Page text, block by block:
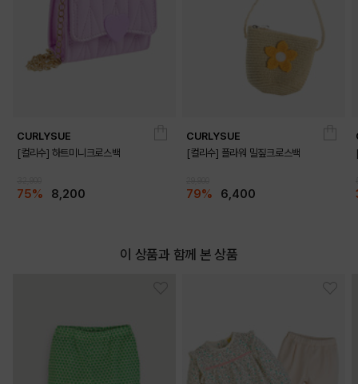
CURLYSUE
[컬리수] 하트미니크로스백
75% 8,200
CURLYSUE
[컬리수] 플라워 밀짚크로스백
79% 6,400
이 상품과 함께 본 상품